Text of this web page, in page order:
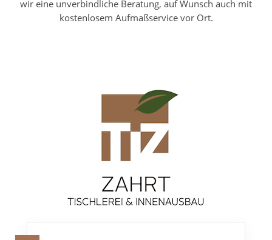
wir eine unverbindliche Beratung, auf Wunsch auch mit
kostenlosem Aufmaßservice vor Ort.